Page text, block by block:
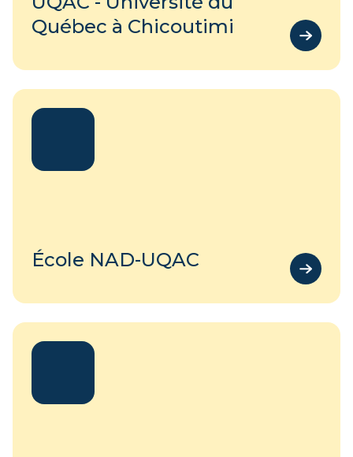
Québec à Chicoutimi
École NAD-UQAC